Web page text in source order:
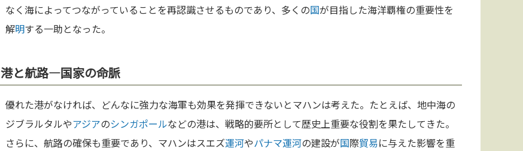
なく海によってつながっていることを再認識させるものであり、多くの国が目指した海洋覇権の重要性を
解明する一助となった。
港と航路—国家の命脈
優れた港がなければ、どんなに強力な海軍も効果を発揮できないとマハンは考えた。たとえば、地中海の
ジブラルタルやアジアのシンガポールなどの港は、戦略的要所として歴史上重要な役割を果たしてきた。
さらに、航路の確保も重要であり、マハンはスエズ運河やパナマ運河の建設が国際貿易に与えた影響を重